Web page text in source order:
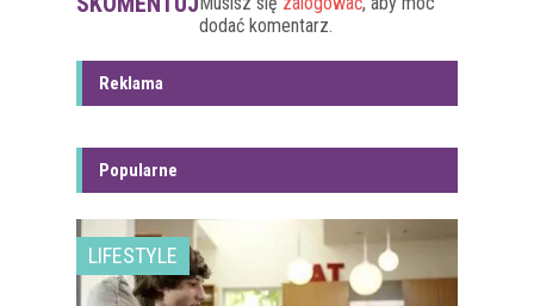
dodać komentarz.
Reklama
Popularne
LIFESTYLE